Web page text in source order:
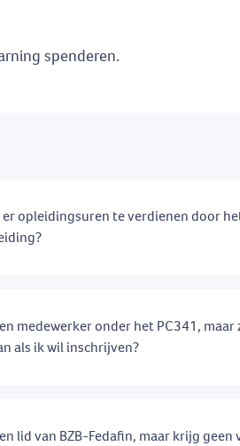
spenderen.
er opleidingsuren te verdienen door
medewerker onder het PC341,
als ik wil inschrijven?
lid van BZB-Fedafin, maar krijg